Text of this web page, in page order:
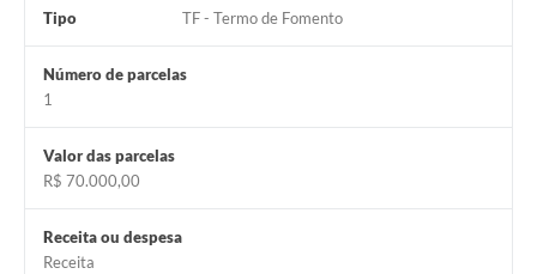
Telefones Úteis
A Prefeitura
Tipo TF - Termo de Fomento
Número de parcelas
1
Valor das parcelas
R$ 70.000,00
Receita ou despesa
Receita